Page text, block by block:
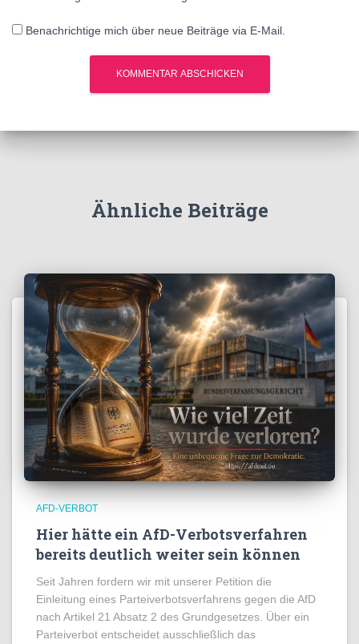
Benachrichtige mich über neue Beiträge via E-Mail.
Ähnliche Beiträge
AFD-VERBOT
Hier hätte ein AfD-Verbotsverfahren
bereits deutlich weiter sein können
Seit Jahren fordern wir mit unserer Petition die
Einleitung eines Parteiverbotsverfahrens gegen die AfD
nach Artikel 21 Absatz 2 des Grundgesetzes. Über ein
Parteiverbot entscheidet ausschließlich das